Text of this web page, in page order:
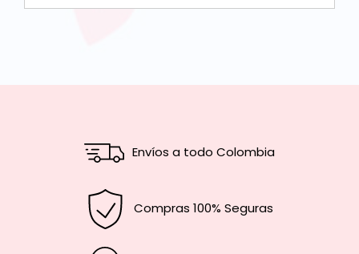
Envíos a todo Colombia
Compras 100% Seguras